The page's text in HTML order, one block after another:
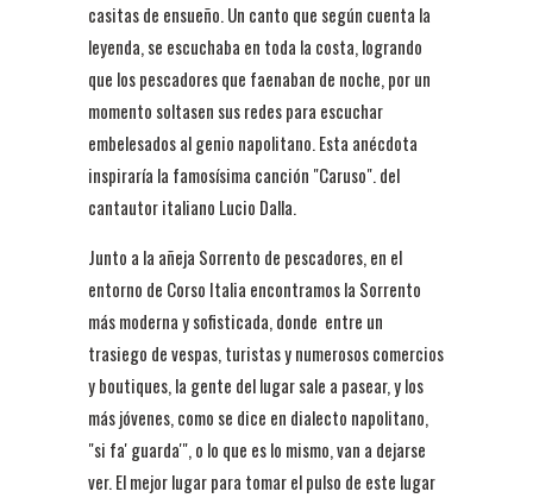
casitas de ensueño. Un canto que según cuenta la
leyenda, se escuchaba en toda la costa, logrando
que los pescadores que faenaban de noche, por un
momento soltasen sus redes para escuchar
embelesados al genio napolitano. Esta anécdota
inspiraría la famosísima canción "Caruso". del
cantautor italiano Lucio Dalla.
Junto a la añeja Sorrento de pescadores, en el
entorno de Corso Italia encontramos la Sorrento
más moderna y sofisticada, donde entre un
trasiego de vespas, turistas y numerosos comercios
y boutiques, la gente del lugar sale a pasear, y los
más jóvenes, como se dice en dialecto napolitano,
"si fa' guarda'", o lo que es lo mismo, van a dejarse
ver. El mejor lugar para tomar el pulso de este lugar